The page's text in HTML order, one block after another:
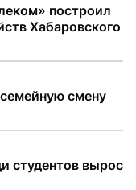
построил
Хабаровского
смену
студентов вырос